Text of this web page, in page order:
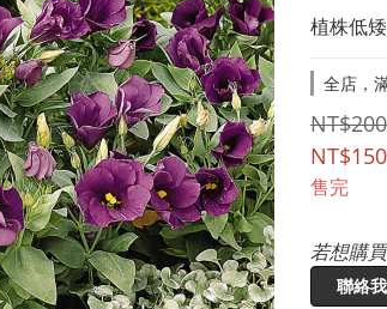
植株低
全店，
NT$200
NT$150
售完
若想購
聯絡